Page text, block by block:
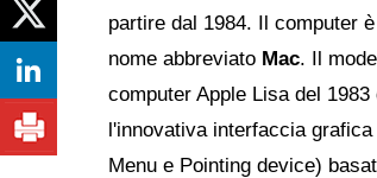
partire dal 1984. Il computer
nome abbreviato Mac. Il
computer Apple Lisa del
l'innovativa interfaccia
Menu e Pointing device)